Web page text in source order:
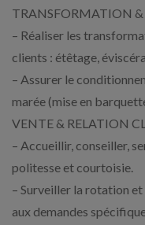
TRANSFORMATION &
– Réaliser les
clients : étêtage,
– Assurer le
marée (mise en
VENTE & RELATION
– Accueillir, conseiller,
politesse et courtoisie.
– Surveiller la rotation
aux demandes